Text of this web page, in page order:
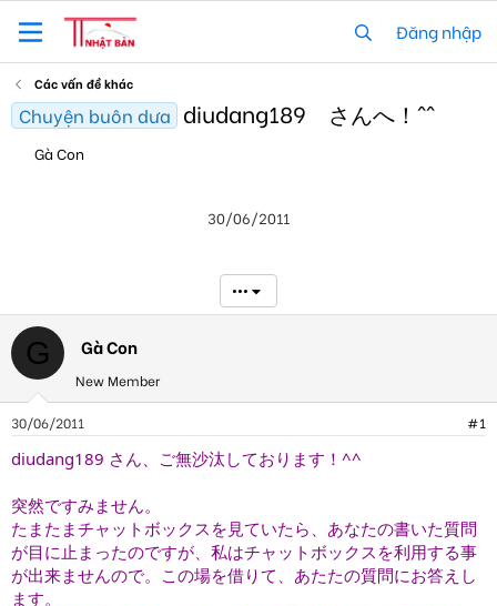
Đăng nhập
Các vấn đề khác
Chuyện buôn dưa diudang189 さんへ！^^
h
r
t
e
r
Gà Con
30/06/2011
•••
G Gà Con
New Member
30/06/2011 #1
diudang189 さん、ご無沙汰しております！^^
突然ですみません。
たまたまチャットボックスを見ていたら、あなたの書いた質問
が目に止まったのですが、私はチャットボックスを利用する事
が出来ませんので。この場を借りて、あたたの質問にお答えし
ます。